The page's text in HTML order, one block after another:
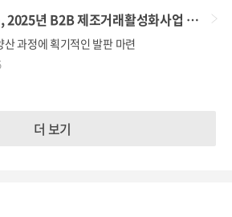
바이오헬스시스템(주), 2025년 B2B 제조거래활성화사업 선정
과정에 획기적인 발판 마련
더 보기